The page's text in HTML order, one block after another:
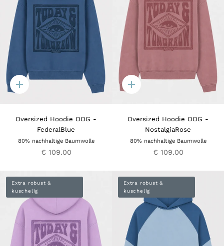
Quick
Oversized Hoodie OOG -
FederalBlue
80% nachhaltige Baumwolle
€ 109.00
Quick
Oversized Hoodie OOG -
NostalgiaRose
80% nachhaltige Baumwolle
€ 109.00
Extra robust &
kuschelig
Extra robust &
kuschelig